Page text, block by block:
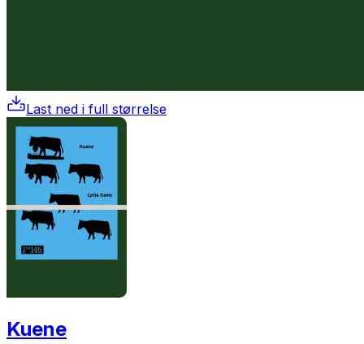
Last ned i full størrelse
Kuene